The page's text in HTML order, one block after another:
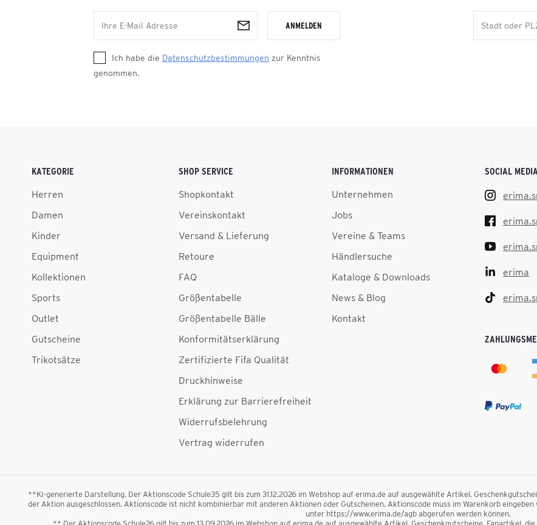
ANMELDEN
Ich habe die Datenschutzbestimmungen zur Kenntnis
genommen.
KATEGORIE
Herren
Damen
Kinder
Equipment
Kollektionen
Sports
Outlet
Gutscheine
Trikotsätze
SHOP SERVICE
Shopkontakt
Vereinskontakt
Versand & Lieferung
Retoure
FAQ
Größentabelle
Größentabelle Bälle
Konformitätserklärung
Zertifizierte Fifa Qualität
Druckhinweise
Erklärung zur Barrierefreiheit
Widerrufsbelehrung
Vertrag widerrufen
INFORMATIONEN
Unternehmen
Jobs
Vereine & Teams
Händlersuche
Kataloge & Downloads
News & Blog
Kontakt
SOCIAL MEDIA
erima
**KI-generierte Darstellung. Der Aktionscode Schule35 gilt bis zum 31.12.2026 im Webshop auf erima.de auf ausgewählte Artikel.
der Aktion ausgeschlossen. Aktionscode ist nicht kombinierbar mit anderen Aktionen oder Gutscheinen. Aktionscode muss im Warenkorb
unter https://www.erima.de/agb abgerufen werden können.